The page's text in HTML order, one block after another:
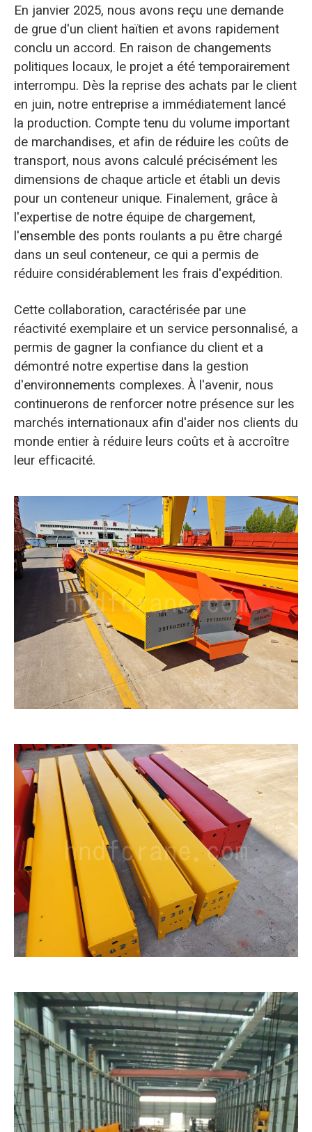
En janvier 2025, nous avons reçu une demande
de grue d'un client haïtien et avons rapidement
conclu un accord. En raison de changements
politiques locaux, le projet a été temporairement
interrompu. Dès la reprise des achats par le client
en juin, notre entreprise a immédiatement lancé
la production. Compte tenu du volume important
de marchandises, et afin de réduire les coûts de
transport, nous avons calculé précisément les
dimensions de chaque article et établi un devis
pour un conteneur unique. Finalement, grâce à
l'expertise de notre équipe de chargement,
l'ensemble des ponts roulants a pu être chargé
dans un seul conteneur, ce qui a permis de
réduire considérablement les frais d'expédition.
Cette collaboration, caractérisée par une
réactivité exemplaire et un service personnalisé, a
permis de gagner la confiance du client et a
démontré notre expertise dans la gestion
d'environnements complexes. À l'avenir, nous
continuerons de renforcer notre présence sur les
marchés internationaux afin d'aider nos clients du
monde entier à réduire leurs coûts et à accroître
leur efficacité.